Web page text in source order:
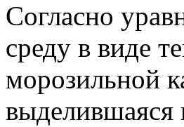
Согласно
среду в виде
морозильной